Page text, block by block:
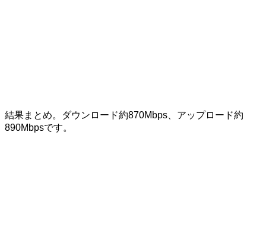
結果まとめ。ダウンロード約870Mbps、アップロード約
890Mbpsです。